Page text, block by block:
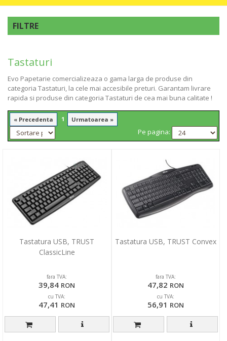
FILTRE
Tastaturi
Evo Papetarie comercializeaza o gama larga de produse din
categoria Tastaturi, la cele mai accesibile preturi. Garantam livrare
rapida si produse din categoria Tastaturi de cea mai buna calitate !
« Precedenta 1 Urmatoarea »
Pe pagina:
Tastatura USB, TRUST
ClassicLine
fara TVA:
39,84 RON
cu TVA:
47,41 RON
Tastatura USB, TRUST Convex
fara TVA:
47,82 RON
cu TVA:
56,91 RON